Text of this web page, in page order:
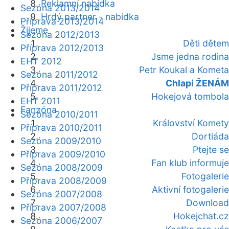
Reklamní nabídka
Hrdý partner - nabídka
Žijeme
Děti dětem
Jsme jedna rodina
Petr Koukal a Kometa
Chlapi ŽENÁM
Hokejová tombola
Fanzóna
Království Komety
Dortiáda
Ptejte se
Fan klub informuje
Fotogalerie
Aktivní fotogalerie
Download
Hokejchat.cz
Sezóna 2013/2014
Příprava 2013/2014
Sezóna 2012/2013
Příprava 2012/2013
EHT 2012
Sezóna 2011/2012
Příprava 2011/2012
EHT 2011
Sezóna 2010/2011
Příprava 2010/2011
Sezóna 2009/2010
Příprava 2009/2010
Sezóna 2008/2009
Příprava 2008/2009
Sezóna 2007/2008
Příprava 2007/2008
Sezóna 2006/2007